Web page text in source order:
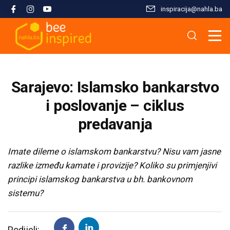
inspiracija@nahla.bа
Sarajevo: Islamsko bankarstvo
i poslovanje – ciklus
predavanja
Imate dileme o islamskom bankarstvu? Nisu vam jasne
razlike između kamate i provizije? Koliko su primjenjivi
principi islamskog bankarstva u bh. bankovnom
sistemu?
Misija i filozofija
Konsultanti/ice
Škola islama
Hifz Kur'ana
Arapski jezik kroz Kur'an
Tematski moduli
Seminari i radionice
Osnove islama
Stopama Poslanika
Islam i savremeni izazovi
Porodični život u islamu
Islamska kultura i civilizacija
Nahla kao inspiracija
Sloboda vjere
Analize i studije
Radni materijali